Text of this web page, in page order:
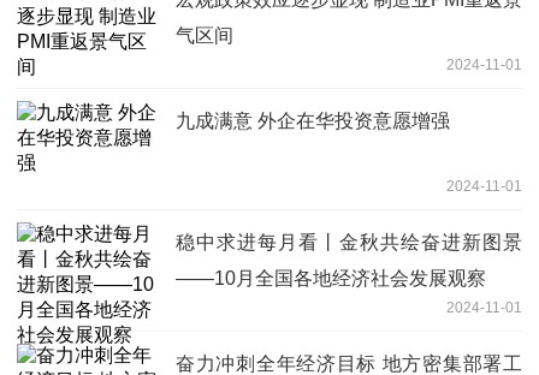
气区间
2024-11-01
九成满意 外企在华投资意愿增强
2024-11-01
稳中求进每月看丨金秋共绘奋进新图景
——10月全国各地经济社会发展观察
2024-11-01
奋力冲刺全年经济目标 地方密集部署工